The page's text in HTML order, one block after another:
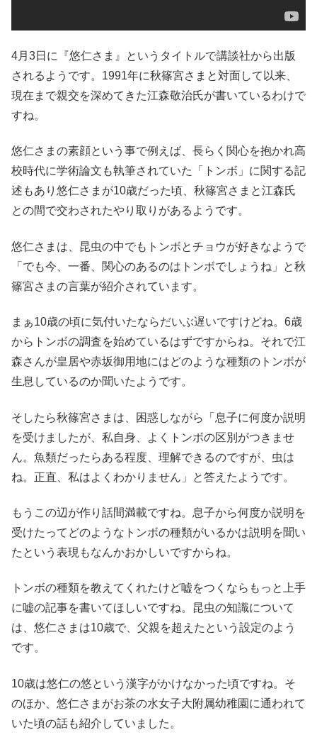
4月3日に『悠仁さま』というタイトルで講談社から出版
されるようです。1991年に秋篠宮さまと対面して以来、
現在まで親交を深めてきた江森敬治氏が書いているわけで
すね。
悠仁さまの素顔という事で例えば、長らく関心を抱かれ高
校時代に学術論文も執筆されていた「トンボ」に関する記
述もあり悠仁さまが10歳だった頃、秋篠宮さまと江森氏
との間で交わされたやり取りがあるようです。
悠仁さまは、昆虫の中でもトンボとチョウが好きなようで
「でも今、一番、関心のあるのはトンボでしょうね」と秋
篠宮さまの言葉が紹介されています。
まぁ10歳の頃に気付いたならだいぶ遅いですけどね。6歳
からトンボの調査を始めているはずですからね。それで江
森さんが皇居や赤坂御用地にはどのような種類のトンボが
生息しているのか聞いたようです。
そしたら秋篠宮さまは、困惑しながら「息子に何度か説明
を受けましたが、私自身、よくトンボの区別がつきませ
ん。魚類だったらある程度、理解できるのですが、虫は
ね。正直、私はよくわかりません」と答えたようです。
もうこの辺が作り話間満載ですね。息子から何度か説明を
受けたってどのようなトンボの種類がいるかは説明を聞い
たという表現もなんかおかしいですからね。
トンボの種類を教えてくれたけど嘘をつくならもっと上手
に嘘の記事を書いてほしいですね。昆虫の知識について
は、悠仁さまは10歳で、父親を超えたという設定のよう
です。
10歳は悠仁の悠という漢字がかけなかった頃ですね。そ
のほか、悠仁さまがお茶の水女子大附属幼稚園に通われて
いた頃の話も紹介していました。